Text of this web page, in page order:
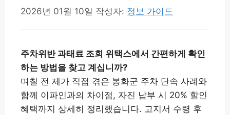
2026년 01월 10일 작성자: 정보 가이드
주차위반 과태료 조회 위택스에서 간편하게 확인
하는 방법을 찾고 계십니까?
며칠 전 제가 직접 겪은 봉화군 주차 단속 사례와
함께 이파인과의 차이점, 자진 납부 시 20% 할인
혜택까지 상세히 정리했습니다. 고지서 수령 후